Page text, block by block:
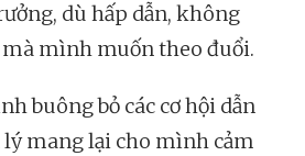
dù hấp dẫn, không
mình muốn theo đuổi.
buông bỏ các cơ hội dẫn
lý mang lại cho mình cảm